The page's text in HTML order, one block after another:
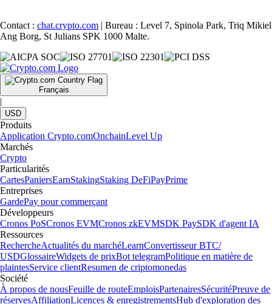
Contact : chat.crypto.com | Bureau : Level 7, Spinola Park, Triq Mikiel
Ang Borg, St Julians SPK 1000 Malte.
Français
|
USD
Produits
Application Crypto.comOnchainLevel Up
Marchés
Crypto
Particularités
CartesPaniersEarnStakingStaking DeFiPayPrime
Entreprises
GardePay pour commerçant
Développeurs
Cronos PoSCronos EVMCronos zkEVMSDK PaySDK d'agent IA
Ressources
RechercheActualités du marchéLearnConvertisseur BTC/
USDGlossaireWidgets de prixBot telegramPolitique en matière de
plaintesService clientResumen de criptomonedas
Société
À propos de nousFeuille de routeEmploisPartenairesSécuritéPreuve de
réservesAffiliationLicences & enregistrementsHub d'exploration des